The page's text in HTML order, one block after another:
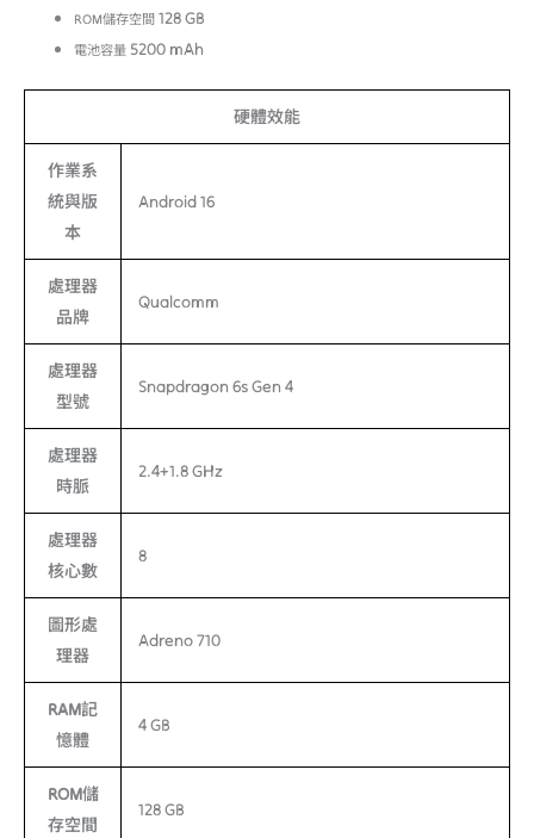
ROM儲存空間 128 GB
電池容量 5200 mAh
硬體效能
作業系
統與版
本
Android 16
處理器
品牌
Qualcomm
處理器
型號
Snapdragon 6s Gen 4
處理器
時脈
2.4+1.8 GHz
處理器
核心數
8
圖形處
理器
Adreno 710
RAM記
憶體
4 GB
ROM儲
存空間
128 GB